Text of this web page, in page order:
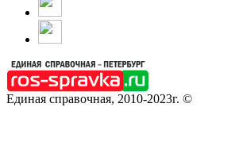
Единая справочная, 2010-2023г. ©